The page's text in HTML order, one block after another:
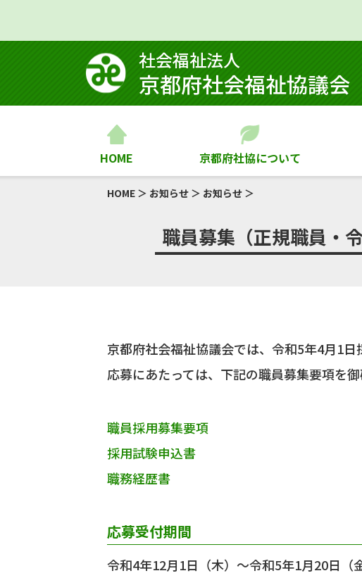
社会福祉法⼈
京都府社会福祉協議会
HOME 京都府社協について
HOME ＞ お知らせ ＞ お知らせ ＞
職員募集（正規職員・
京都府社会福祉協議会では、令和5年4月1日
応募にあたっては、下記の職員募集要項を
職員採用募集要項
採用試験申込書
職務経歴書
応募受付期間
令和4年12月1日（木）～令和5年1月20日（金